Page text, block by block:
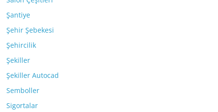
Şantiye
Şehir Şebekesi
Şehircilik
Şekiller
Şekiller Autocad
Semboller
Sigortalar